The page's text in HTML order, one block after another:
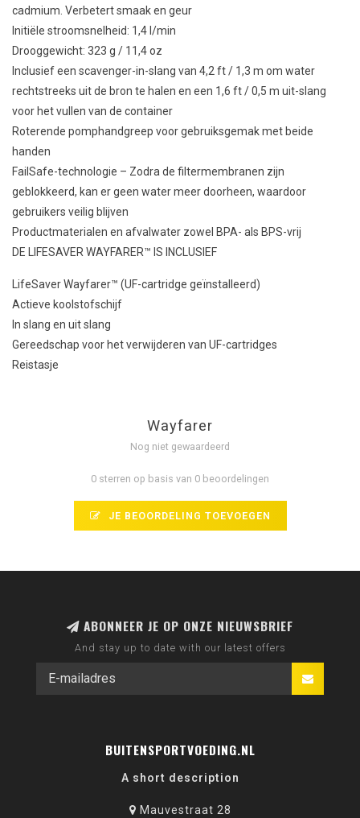
cadmium. Verbetert smaak en geur
Initiële stroomsnelheid: 1,4 l/min
Drooggewicht: 323 g / 11,4 oz
Inclusief een scavenger-in-slang van 4,2 ft / 1,3 m om water
rechtstreeks uit de bron te halen en een 1,6 ft / 0,5 m uit-slang
voor het vullen van de container
Roterende pomphandgreep voor gebruiksgemak met beide
handen
FailSafe-technologie – Zodra de filtermembranen zijn
geblokkeerd, kan er geen water meer doorheen, waardoor
gebruikers veilig blijven
Productmaterialen en afvalwater zowel BPA- als BPS-vrij
DE LIFESAVER WAYFARER™ IS INCLUSIEF
LifeSaver Wayfarer™ (UF-cartridge geïnstalleerd)
Actieve koolstofschijf
In slang en uit slang
Gereedschap voor het verwijderen van UF-cartridges
Reistasje
Wayfarer
Nog niet gewaardeerd
0 sterren op basis van 0 beoordelingen
JE BEOORDELING TOEVOEGEN
ABONNEER JE OP ONZE NIEUWSBRIEF
And stay up to date with our latest offers
BUITENSPORTVOEDING.NL
A short description
Mauvestraat 28